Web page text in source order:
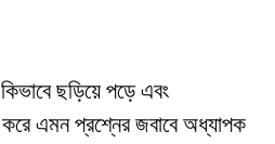
ছড়িয়ে পড়ে এবং
করে এমন প্রশ্নের জবাবে অধ্যাপক